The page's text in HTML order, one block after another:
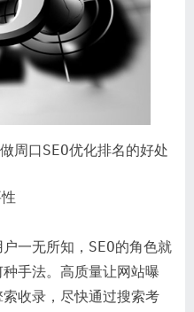
周口SEO优化排名的好处
无所知，SEO的角色就
手法。高质量让网站曝
收录，尽快通过搜索考